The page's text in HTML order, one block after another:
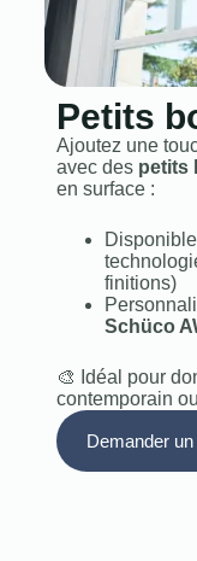
Petits
Ajoutez une
avec des petits
en surface :
finitions)
Schüco
🎨 Idéal pour
contemporain
Demander